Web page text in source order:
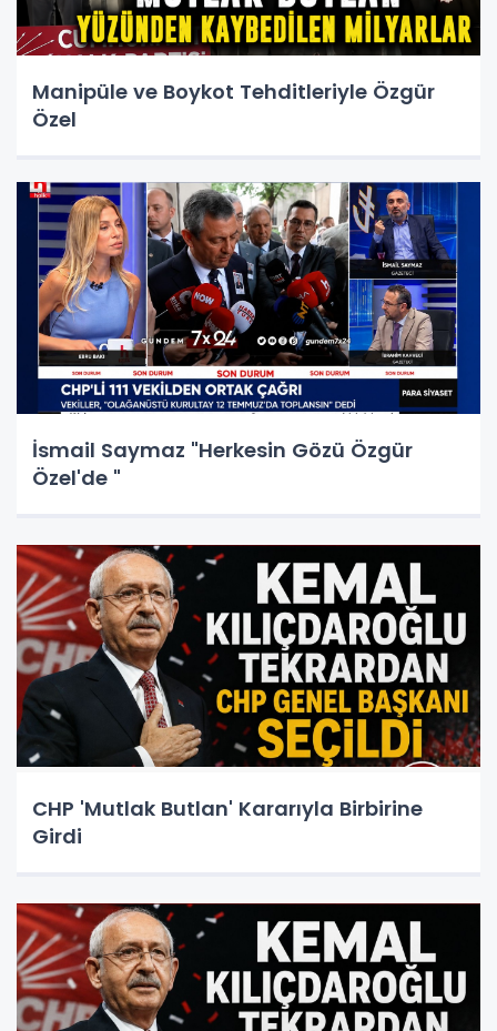
Manipüle ve Boykot Tehditleriyle Özgür
Özel
İsmail Saymaz "Herkesin Gözü Özgür
Özel'de "
CHP 'Mutlak Butlan' Kararıyla Birbirine
Girdi